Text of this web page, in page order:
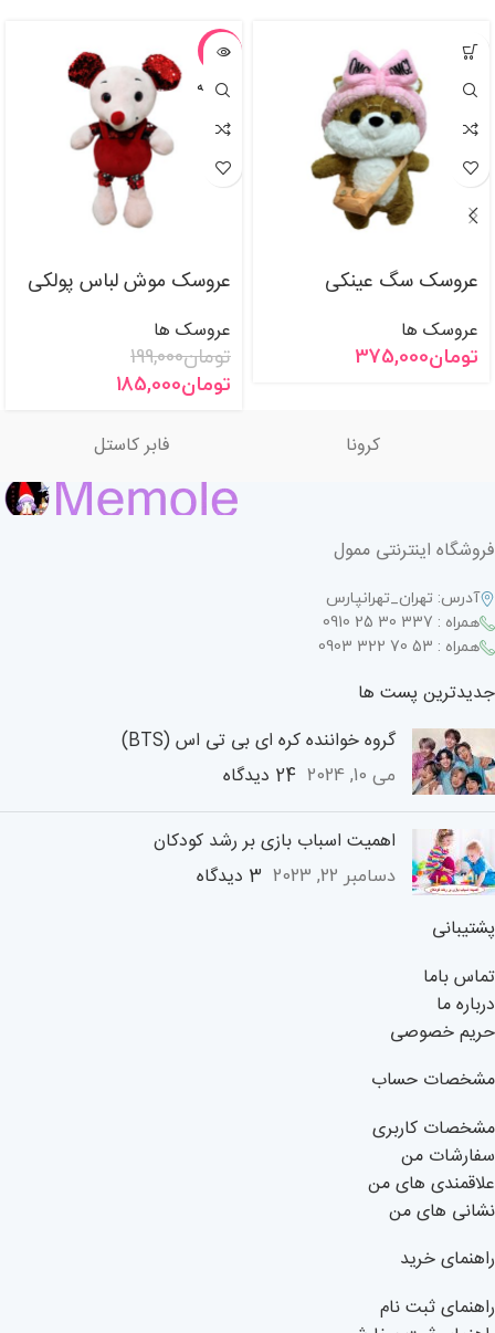
عروسک سگ عینکی
عروسک ها
تومان375,000
-7%
فروخته
عروسک موش لباس پولکی
عروسک ها
تومان199,000
تومان185,000
کرونا فابر کاستل
فروشگاه اینترنتی ممول
آدرس: تهران_تهرانپارس
همراه : 337 30 25 0910
همراه : 53 70 322 0903
جدیدترین پست ها
گروه خواننده کره ای بی تی اس (BTS)
می 10, 2024 24 دیدگاه
اهمیت اسباب بازی بر رشد کودکان
دسامبر 22, 2023
3 دیدگاه
پشتیبانی
تماس باما
درباره ما
حریم خصوصی
مشخصات حساب
مشخصات کاربری
سفارشات من
علاقمندی های من
نشانی های من
راهنمای خرید
راهنمای ثبت نام